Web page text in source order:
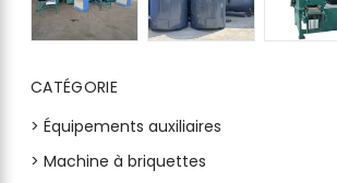
CATÉGORIE
> Équipements auxiliaires
> Machine à briquettes